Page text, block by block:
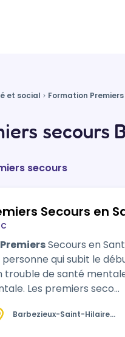
et social Formation
secours
secours
Secours en
PremiersSecours en
personne qui subit le
trouble de santé
Les premiers seco…
Barbezieux-Saint-Hilaire